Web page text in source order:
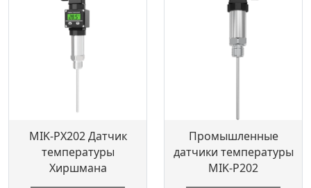
MIK-PX202 Датчик
температуры
Хиршмана
Промышленные
датчики температуры
MIK-P202